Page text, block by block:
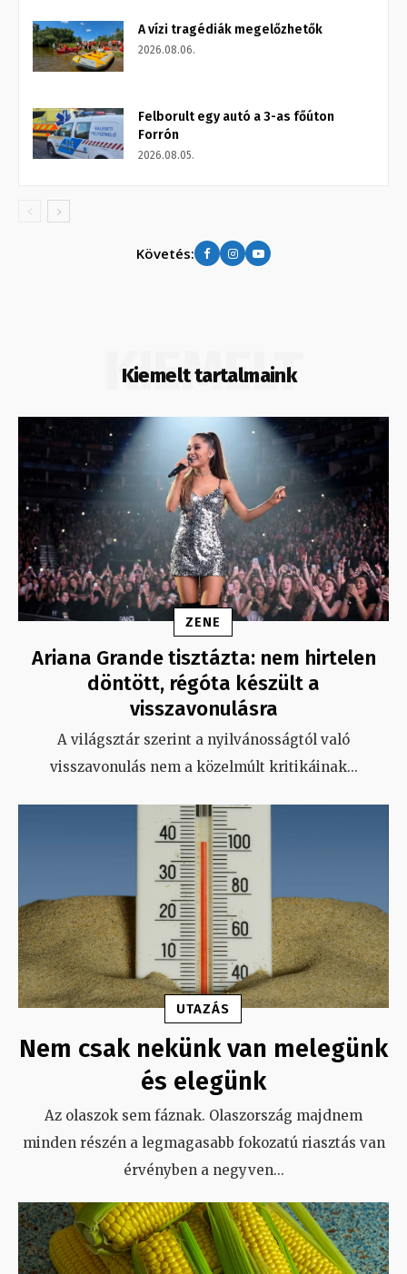
A vízi tragédiák megelőzhetők
2026.08.06.
Felborult egy autó a 3-as főúton
Forrón
2026.08.05.
Követés:
Kiemelt tartalmaink
KIEMELT
ZENE
Ariana Grande tisztázta: nem hirtelen
döntött, régóta készült a
visszavonulásra
A világsztár szerint a nyilvánosságtól való
visszavonulás nem a közelmúlt kritikáinak...
UTAZÁS
Nem csak nekünk van melegünk
és elegünk
Az olaszok sem fáznak. Olaszország majdnem
minden részén a legmagasabb fokozatú riasztás van
érvényben a negyven...